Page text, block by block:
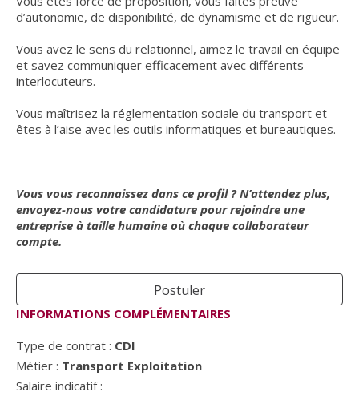
d’autonomie, de disponibilité, de dynamisme et de rigueur.
Vous avez le sens du relationnel, aimez le travail en équipe
et savez communiquer efficacement avec différents
interlocuteurs.
Vous maîtrisez la réglementation sociale du transport et
êtes à l’aise avec les outils informatiques et bureautiques.
Vous vous reconnaissez dans ce profil ? N’attendez plus,
envoyez-nous votre candidature pour rejoindre une
entreprise à taille humaine où chaque collaborateur
compte.
Postuler
INFORMATIONS COMPLÉMENTAIRES
Type de contrat : CDI
Métier : Transport Exploitation
Salaire indicatif :